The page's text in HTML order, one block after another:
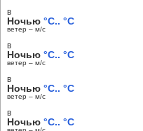
в
Ночью °C.. °C
ветер – м/c
в
Ночью °C.. °C
ветер – м/c
в
Ночью °C.. °C
ветер – м/c
в
Ночью °C.. °C